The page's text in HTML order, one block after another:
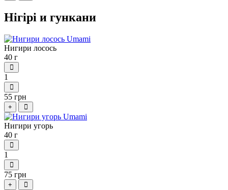
Нігірі и гункани
Нигири лосось
40 г
1
55 грн
+
Нигири угорь
40 г
1
75 грн
+